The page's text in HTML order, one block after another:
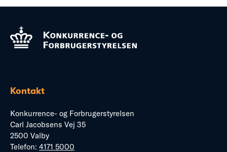
Kontakt
Konkurrence- og Forbrugerstyrelsen
Carl Jacobsens Vej 35
2500 Valby
Telefon: 4171 5000